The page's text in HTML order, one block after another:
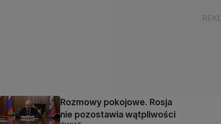
Rozmowy pokojowe. Rosja
nie pozostawia wątpliwości